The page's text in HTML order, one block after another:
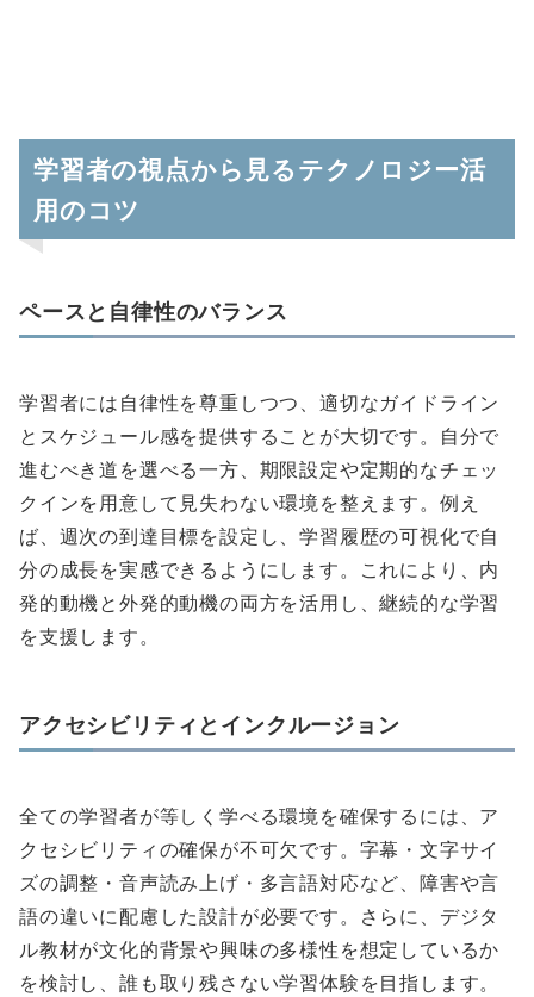
学習者の視点から見るテクノロジー活
用のコツ
ペースと自律性のバランス
学習者には自律性を尊重しつつ、適切なガイドライン
とスケジュール感を提供することが大切です。自分で
進むべき道を選べる一方、期限設定や定期的なチェッ
クインを用意して見失わない環境を整えます。例え
ば、週次の到達目標を設定し、学習履歴の可視化で自
分の成長を実感できるようにします。これにより、内
発的動機と外発的動機の両方を活用し、継続的な学習
を支援します。
アクセシビリティとインクルージョン
全ての学習者が等しく学べる環境を確保するには、ア
クセシビリティの確保が不可欠です。字幕・文字サイ
ズの調整・音声読み上げ・多言語対応など、障害や言
語の違いに配慮した設計が必要です。さらに、デジタ
ル教材が文化的背景や興味の多様性を想定しているか
を検討し、誰も取り残さない学習体験を目指します。